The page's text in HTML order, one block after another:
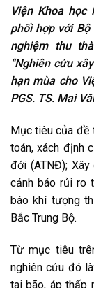
Viện Khoa
phối hợp với
nghiệm thu
“Nghiên cứu
hạn mùa cho
PGS. TS. Mai
Mục tiêu của đề
toán, xách định
đới (ATNĐ);
cảnh báo rủi ro
báo khí tượng
Bắc Trung Bộ.
Từ mục tiêu
nghiên cứu đó
tai bão, áp thấp